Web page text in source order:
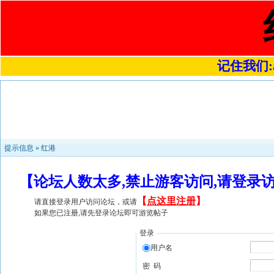
记住我们
提示信息 » 红港
【论坛人数太多,禁止游客访问,请登
请直接登录用户访问论坛，或请 【 点这里注册】
如果您已注册,请先登录论坛即可游览帖子
登录
用户名
密 码